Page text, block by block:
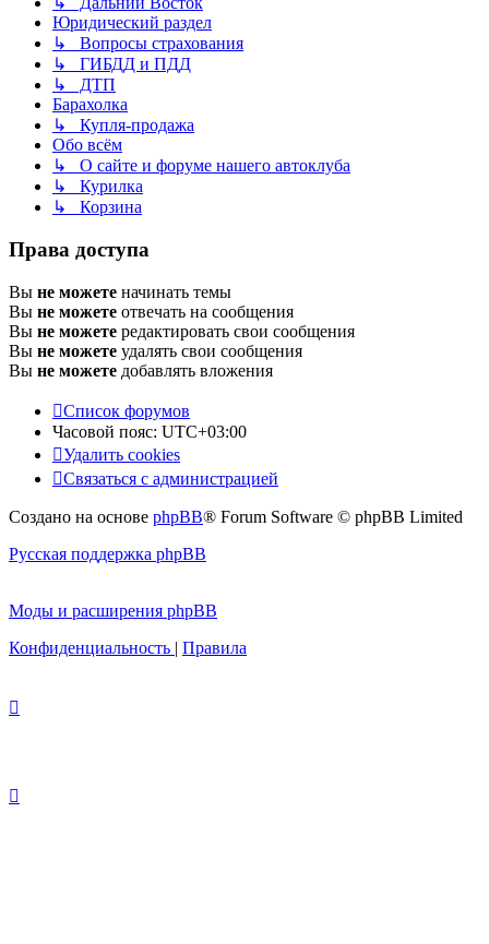
Юридический раздел
↳ Вопросы страхования
↳ ГИБДД и ПДД
↳ ДТП
Барахолка
↳ Купля-продажа
Обо всём
↳ О сайте и форуме нашего автоклуба
↳ Курилка
↳ Корзина
Права доступа
Вы не можете начинать темы
Вы не можете отвечать на сообщения
Вы не можете редактировать свои сообщения
Вы не можете удалять свои сообщения
Вы не можете добавлять вложения
Список форумов
Часовой пояс: UTC+03:00
Удалить cookies
Связаться с администрацией
Создано на основе phpBB® Forum Software © phpBB Limited
Русская поддержка phpBB
Моды и расширения phpBB
Конфиденциальность | Правила